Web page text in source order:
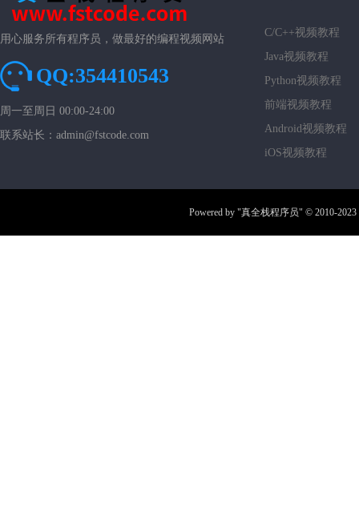
用心服务所有程序员，做最好的编程视频网站
QQ:354410543
周一至周日 00:00-24:00
联系站长：admin@fstcode.com
C/C++视频教程
Java视频教程
Python视频教程
前端视频教程
Android视频教程
iOS视频教程
Powered by "真全栈程序员" © 2010-2023